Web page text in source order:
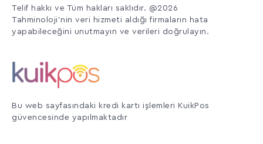
Telif hakkı ve Tüm hakları saklıdır. @2026
Tahminoloji'nin veri hizmeti aldığı firmaların hata
yapabileceğini unutmayın ve verileri doğrulayın.
Bu web sayfasındaki kredi kartı işlemleri KuikPos
güvencesinde yapılmaktadır